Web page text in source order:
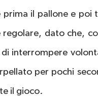
prima il pallone e poi
dato che,
interrompere
per pochi
il gioco.